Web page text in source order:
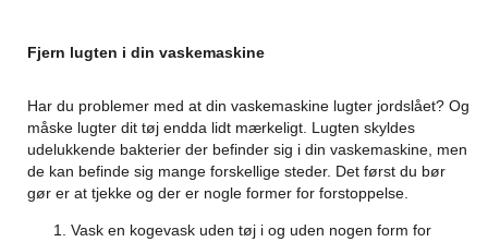
Fjern lugten i din vaskemaskine
Har du problemer med at din vaskemaskine lugter jordslået? Og
måske lugter dit tøj endda lidt mærkeligt. Lugten skyldes
udelukkende bakterier der befinder sig i din vaskemaskine, men
de kan befinde sig mange forskellige steder. Det først du bør
gør er at tjekke og der er nogle former for forstoppelse.
Vask en kogevask uden tøj i og uden nogen form for